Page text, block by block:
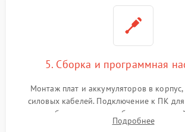
5. Сборка и программная
Монтаж плат и аккумуляторов в
силовых кабелей. Подключение к ПК
калибровки констант батареи,
срабатывания AVR и сброса счетчиков
Подробнее